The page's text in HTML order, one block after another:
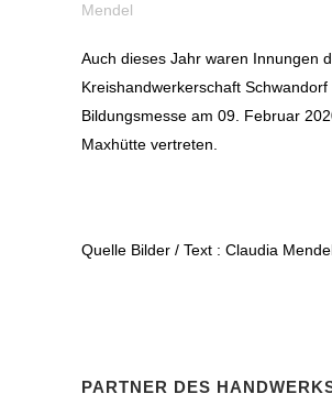
Mendel
Auch dieses Jahr waren Innungen
Kreishandwerkerschaft
Bildungsmesse am 09. Februar
Maxhütte vertreten.
Quelle Bilder / Text : Claudia
PARTNER DES